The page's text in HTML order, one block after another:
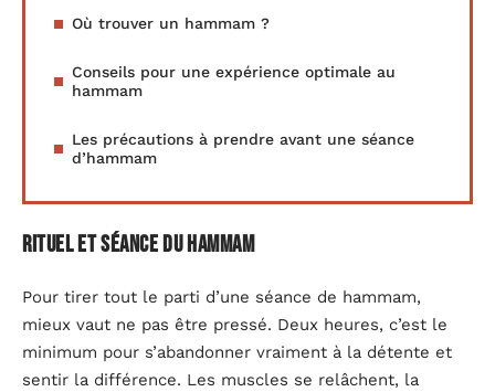
Où trouver un hammam ?
Conseils pour une expérience optimale au
hammam
Les précautions à prendre avant une séance
d’hammam
Rituel et Séance du Hammam
Pour tirer tout le parti d’une séance de hammam,
mieux vaut ne pas être pressé. Deux heures, c’est le
minimum pour s’abandonner vraiment à la détente et
sentir la différence. Les muscles se relâchent, la